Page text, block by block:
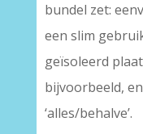
bundel zet:
een slim
geïsoleerd
bijvoorbeeld,
‘alles/behalve’.